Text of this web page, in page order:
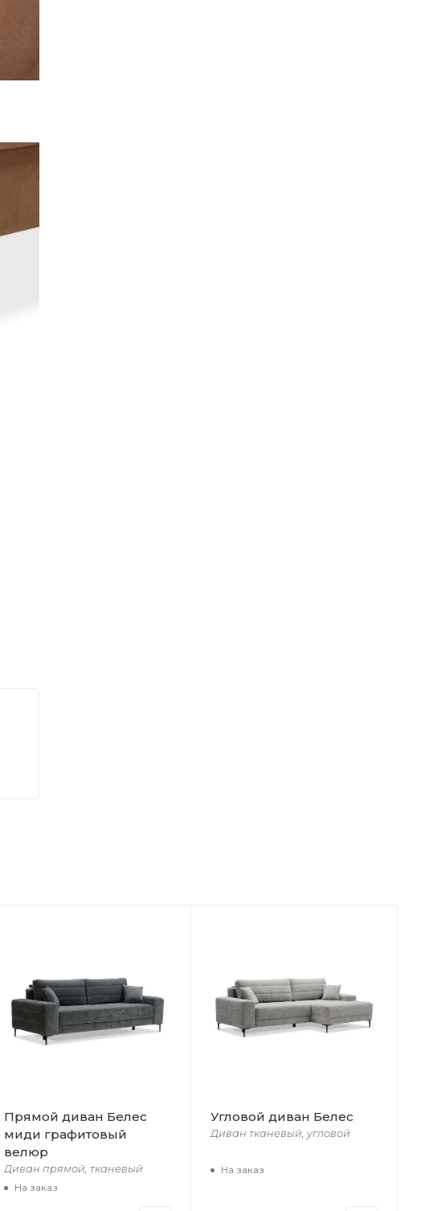
Прямой диван Белес
миди графитовый
велюр
Диван прямой, тканевый
На заказ
Угловой диван Белес
Диван тканевый, угловой
На заказ